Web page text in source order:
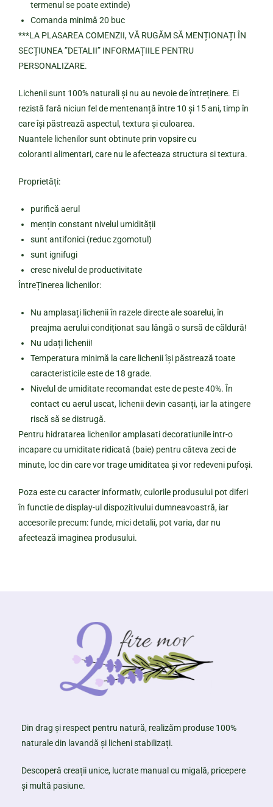
termenul se poate extinde)
Comanda minimă 20 buc
***LA PLASAREA COMENZII, VĂ RUGĂM SĂ MENȚIONAȚI ÎN
SECȚIUNEA ”DETALII” INFORMAȚIILE PENTRU
PERSONALIZARE.
Lichenii sunt 100% naturali și nu au nevoie de întreținere. Ei
rezistă fară niciun fel de mentenanță între 10 și 15 ani, timp în
care își păstrează aspectul, textura și culoarea.
Nuantele lichenilor sunt obtinute prin vopsire cu
coloranti alimentari, care nu le afecteaza structura si textura.
Proprietăți:
purifică aerul
mențin constant nivelul umidității
sunt antifonici (reduc zgomotul)
sunt ignifugi
cresc nivelul de productivitate
ÎntreȚinerea lichenilor:
Nu amplasați lichenii în razele directe ale soarelui, în
preajma aerului condiționat sau lângă o sursă de căldură!
Nu udați lichenii!
Temperatura minimă la care lichenii își păstrează toate
caracteristicile este de 18 grade.
Nivelul de umiditate recomandat este de peste 40%. În
contact cu aerul uscat, lichenii devin casanți, iar la atingere
riscă să se distrugă.
Pentru hidratarea lichenilor amplasati decoratiunile intr-o
incapare cu umiditate ridicată (baie) pentru câteva zeci de
minute, loc din care vor trage umiditatea și vor redeveni pufoși.
Poza este cu caracter informativ, culorile produsului pot diferi
în functie de display-ul dispozitivului dumneavoastră, iar
accesorile precum: funde, mici detalii, pot varia, dar nu
afectează imaginea produsului.
Din drag și respect pentru natură, realizăm produse 100%
naturale din lavandă și licheni stabilizați.
Descoperă creații unice, lucrate manual cu migală, pricepere
și multă pasiune.